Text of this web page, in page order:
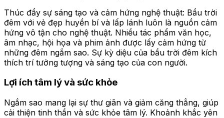
Thúc đẩy sự sáng tạo và cảm hứng nghệ thuật: Bầu trời
đêm với vẻ đẹp huyền bí và lấp lánh luôn là nguồn cảm
hứng vô tận cho nghệ thuật. Nhiều tác phẩm văn học,
âm nhạc, hội họa và phim ảnh được lấy cảm hứng từ
những đêm ngắm sao. Sự kỳ diệu của bầu trời đêm kích
thích trí tưởng tượng và sáng tạo của con người.
Lợi ích tâm lý và sức khỏe
Ngắm sao mang lại sự thư giãn và giảm căng thẳng, giúp
cải thiện tinh thần và sức khỏe tâm lý. Khoảnh khắc yên